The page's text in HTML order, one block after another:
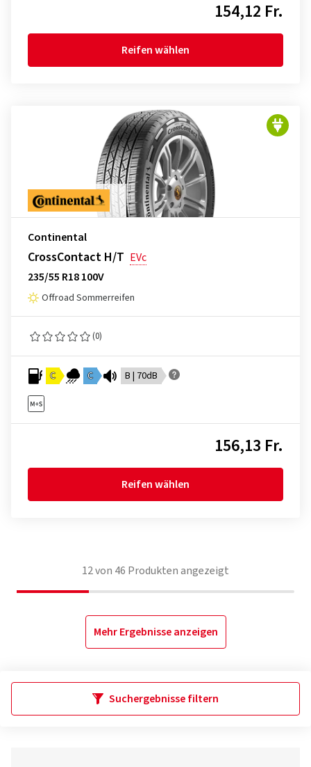
154,12 Fr.
Reifen wählen
Continental
CrossContact H/T EVc
235/55 R18 100V
Offroad Sommerreifen
(0)
C C B | 70dB
156,13 Fr.
Reifen wählen
12von 46 Produkten angezeigt
Mehr Ergebnisse anzeigen
Suchergebnisse filtern